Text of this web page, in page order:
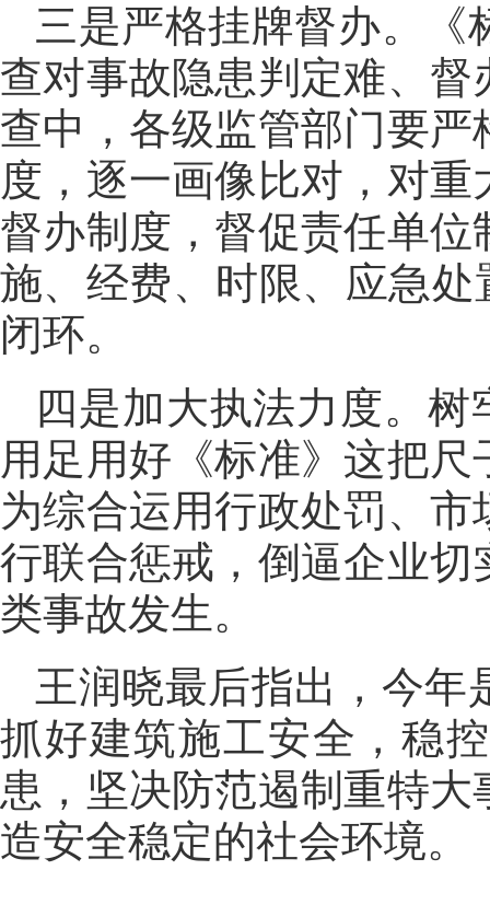
三是严格挂牌督办。《
查对事故隐患判定难、
查中，各级监管部门要
度，逐一画像比对，对
督办制度，督促责任单
施、经费、时限、应急
闭环。
四是加大执法力度。树
用足用好《标准》这把
为综合运用行政处罚、
行联合惩戒，倒逼企业
类事故发生。
王润晓最后指出，今年
抓好建筑施工安全，稳
患，坚决防范遏制重特
造安全稳定的社会环境。